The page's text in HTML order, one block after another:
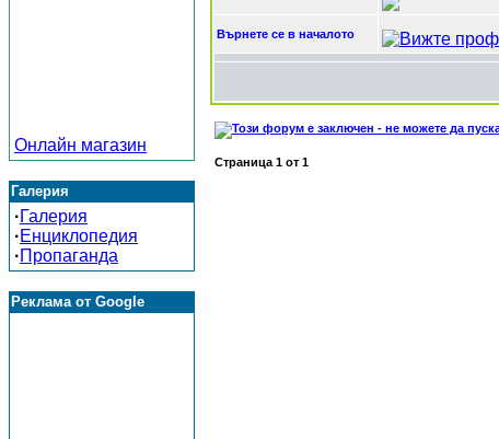
Онлайн магазин
Галерия
·Галерия
·Енциклопедия
·Пропаганда
Реклама от Google
Върнете се в началото
Страница 1 от 1